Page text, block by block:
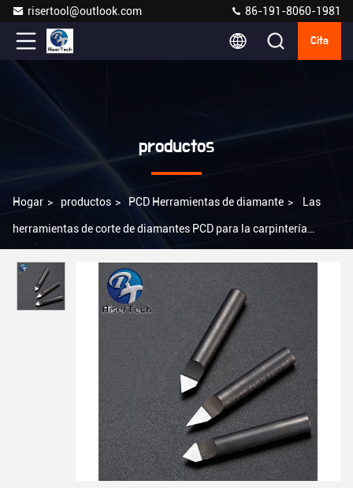
risertool@outlook.com 86-191-8060-1981
Cita
productos
Hogar > productos > PCD Herramientas de diamante > Las
herramientas de corte de diamantes PCD para la carpintería